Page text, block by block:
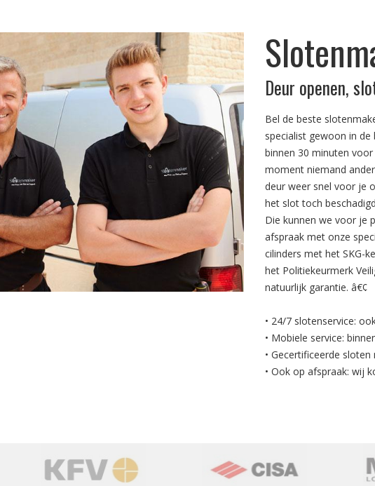
Deur openen,
Bel de beste
specialist gewoon in
binnen 30 minuten
moment niemand
deur weer snel voor je
het slot toch
Die kunnen we voor je
afspraak met onze
cilinders met het SKG-
het Politiekeurmerk
natuurlijk garantie. â€¢
• 24/7 slotenservice:
• Mobiele service:
• Gecertificeerde
• Ook op afspraak: wij